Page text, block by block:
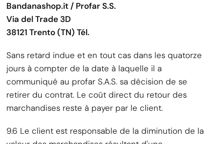
Bandanashop.it / Profar S.S.
Via del Trade 3D
38121 Trento (TN) Tél.
Sans retard indue et en tout cas dans les quatorze
jours à compter de la date à laquelle il a
communiqué au profar S.A.S. sa décision de se
retirer du contrat. Le coût direct du retour des
marchandises reste à payer par le client.
9.6 Le client est responsable de la diminution de la